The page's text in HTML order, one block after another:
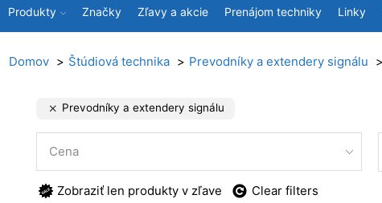
Produkty Značky Zľavy a akcie Prenájom techniky Linky
Domov Štúdiová technika Prevodníky a extendery signálu
Prevodníky a extendery signálu
Cena
Zobraziť len produkty v zľave Clear filters